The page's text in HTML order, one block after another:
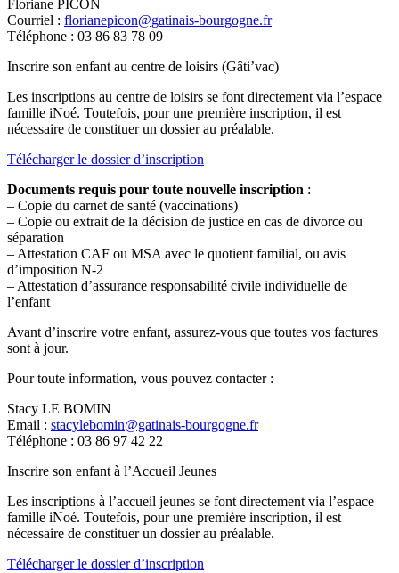
Floriane PICON
Courriel : florianepicon@gatinais-bourgogne.fr
Téléphone : 03 86 83 78 09
Inscrire son enfant au centre de loisirs (Gâti’vac)
Les inscriptions au centre de loisirs se font directement via l’espace
famille iNoé. Toutefois, pour une première inscription, il est
nécessaire de constituer un dossier au préalable.
Télécharger le dossier d’inscription
Documents requis pour toute nouvelle inscription :
– Copie du carnet de santé (vaccinations)
– Copie ou extrait de la décision de justice en cas de divorce ou
séparation
– Attestation CAF ou MSA avec le quotient familial, ou avis
d’imposition N-2
– Attestation d’assurance responsabilité civile individuelle de
l’enfant
Avant d’inscrire votre enfant, assurez-vous que toutes vos factures
sont à jour.
Pour toute information, vous pouvez contacter :
Stacy LE BOMIN
Email : stacylebomin@gatinais-bourgogne.fr
Téléphone : 03 86 97 42 22
Inscrire son enfant à l’Accueil Jeunes
Les inscriptions à l’accueil jeunes se font directement via l’espace
famille iNoé. Toutefois, pour une première inscription, il est
nécessaire de constituer un dossier au préalable.
Télécharger le dossier d’inscription